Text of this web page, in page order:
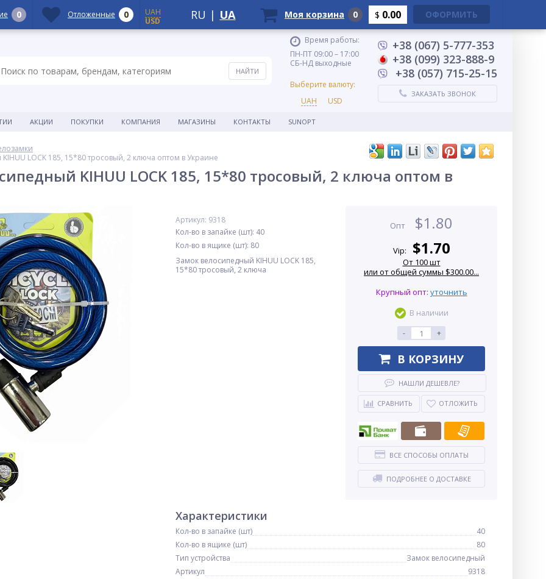
Время работы:
ПН-ПТ 09:00 – 17:00
СБ-НД выходные
Выберите валюту:
UAH
USD
+38 (067) 5-777-353
+38 (099) 323-888-9
+38 (057) 715-25-15
ЗАКАЗАТЬ ЗВОНОК
АКЦИИ ПОКУПКИ КОМПАНИЯ МАГАЗИНЫ КОНТАКТЫ SUNOPT
LOCK 185, 15*80 тросовый, 2 ключа оптом в Украине
KIHUU LOCK 185, 15*80 тросовый, 2 ключа оптом в
Артикул: 9318
Кол-во в запайке (шт): 40
Кол-во в ящике (шт): 80
Замок велосипедный KIHUU LOCK 185,
15*80 тросовый, 2 ключа
Опт $1.80
Vip: $1.70
От 100 шт
или от общей суммы $300.00...
Крупный опт: уточнить
В наличии
-
+
В КОРЗИНУ
НАШЛИ ДЕШЕВЛЕ?
СРАВНИТЬ ОТЛОЖИТЬ
ВСЕ СПОСОБЫ ОПЛАТЫ
ПОДРОБНЕЕ О ДОСТАВКЕ
Характеристики
Кол-во в запайке (шт)
40
Кол-во в ящике (шт)
80
Тип устройства
Замок велосипедный
Артикул
9318
0 Отложенные 0
UAH
USD
RU | UA Моя корзина 0 $ 0.00 ОФОРМИТЬ